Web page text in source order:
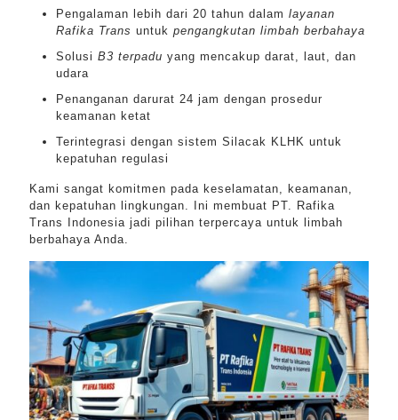
Pengalaman lebih dari 20 tahun dalam layanan
Rafika Trans untuk pengangkutan limbah berbahaya
Solusi B3 terpadu yang mencakup darat, laut, dan
udara
Penanganan darurat 24 jam dengan prosedur
keamanan ketat
Terintegrasi dengan sistem Silacak KLHK untuk
kepatuhan regulasi
Kami sangat komitmen pada keselamatan, keamanan,
dan kepatuhan lingkungan. Ini membuat PT. Rafika
Trans Indonesia jadi pilihan terpercaya untuk limbah
berbahaya Anda.